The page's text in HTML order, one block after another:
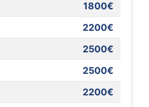
1800€
2200€
2500€
2500€
2200€